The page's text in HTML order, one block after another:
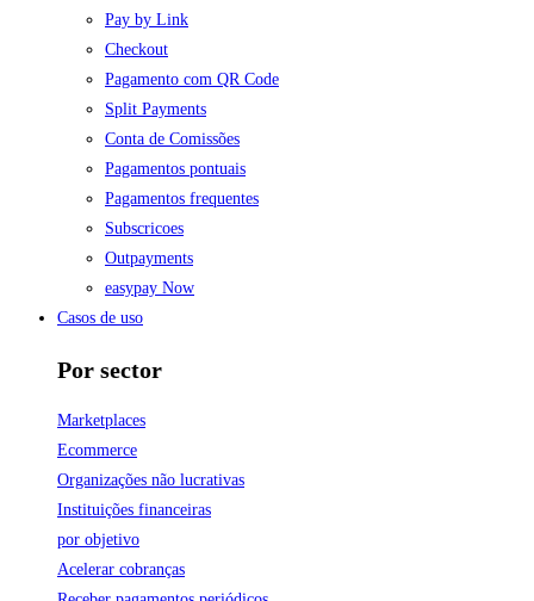
Pay by Link
Checkout
Pagamento com QR Code
Split Payments
Conta de Comissões
Pagamentos pontuais
Pagamentos frequentes
Subscricoes
Outpayments
easypay Now
Casos de uso
Por sector
Marketplaces
Ecommerce
Organizações não lucrativas
Instituições financeiras
por objetivo
Acelerar cobranças